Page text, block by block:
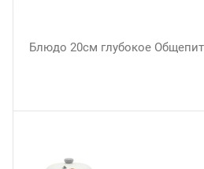
Блюдо 20см глубокое